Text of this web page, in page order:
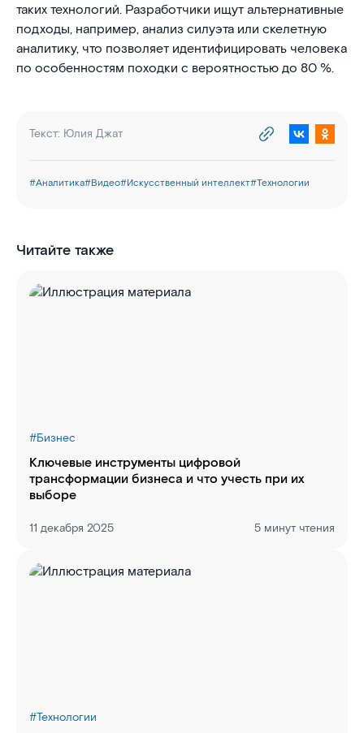
таких технологий. Разработчики ищут альтернативные
подходы, например, анализ силуэта или скелетную
аналитику, что позволяет идентифицировать человека
по особенностям походки с вероятностью до 80 %.
Текст: Юлия Джат
#Аналитика#Видео#Искусственный интеллект#Технологии
Читайте также
#Бизнес
Ключевые инструменты цифровой
трансформации бизнеса и что учесть при их
выборе
11 декабря 2025 5 минут чтения
#Технологии